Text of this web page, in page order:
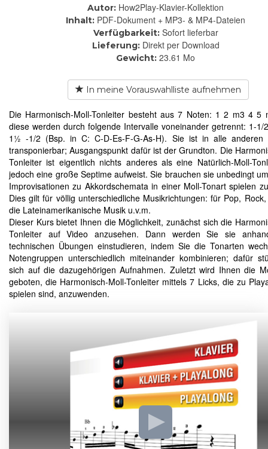
Autor: How2Play-Klavier-Kollektion
Inhalt: PDF-Dokument + MP3- & MP4-Dateien
Verfügbarkeit: Sofort lieferbar
Lieferung: Direkt per Download
Gewicht: 23.61 Mo
In meine Vorauswahlliste aufnehmen
Die Harmonisch-Moll-Tonleiter besteht aus 7 Noten: 1 2 m3 4 5
diese werden durch folgende Intervalle voneinander getrennt: 1-1/
1½ -1/2 (Bsp. in C: C-D-Es-F-G-As-H). Sie ist in alle anderen
transponierbar; Ausgangspunkt dafür ist der Grundton. Die
Tonleiter ist eigentlich nichts anderes als eine Natürlich-Moll-
jedoch eine große Septime aufweist. Sie brauchen sie unbedingt
Improvisationen zu Akkordschemata in einer Moll-Tonart spielen
Dies gilt für völlig unterschiedliche Musikrichtungen: für Pop,
die Lateinamerikanische Musik u.v.m.
Dieser Kurs bietet Ihnen die Möglichkeit, zunächst sich die
Tonleiter auf Video anzusehen. Dann werden Sie sie
technischen Übungen einstudieren, indem Sie die Tonarten
Notengruppen unterschiedlich miteinander kombinieren; dafür
sich auf die dazugehörigen Aufnahmen. Zuletzt wird Ihnen die
geboten, die Harmonisch-Moll-Tonleiter mittels 7 Licks, die zu
spielen sind, anzuwenden.